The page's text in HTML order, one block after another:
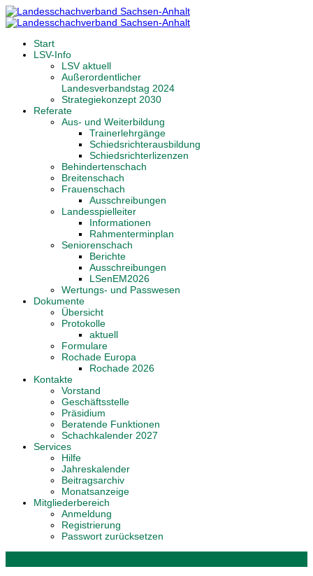
Start
LSV-Info
LSV aktuell
Außerordentlicher
Landesverbandstag 2024
Strategiekonzept 2030
Referate
Aus- und Weiterbildung
Trainerlehrgänge
Schiedsrichterausbildung
Schiedsrichterlizenzen
Behindertenschach
Breitenschach
Frauenschach
Ausschreibungen
Landesspielleiter
Informationen
Rahmenterminplan
Seniorenschach
Berichte
Ausschreibungen
LSenEM2026
Wertungs- und Passwesen
Dokumente
Übersicht
Protokolle
aktuell
Formulare
Rochade Europa
Rochade 2026
Kontakte
Vorstand
Geschäftsstelle
Präsidium
Beratende Funktionen
Schachkalender 2027
Services
Hilfe
Jahreskalender
Beitragsarchiv
Monatsanzeige
Mitgliederbereich
Anmeldung
Registrierung
Passwort zurücksetzen